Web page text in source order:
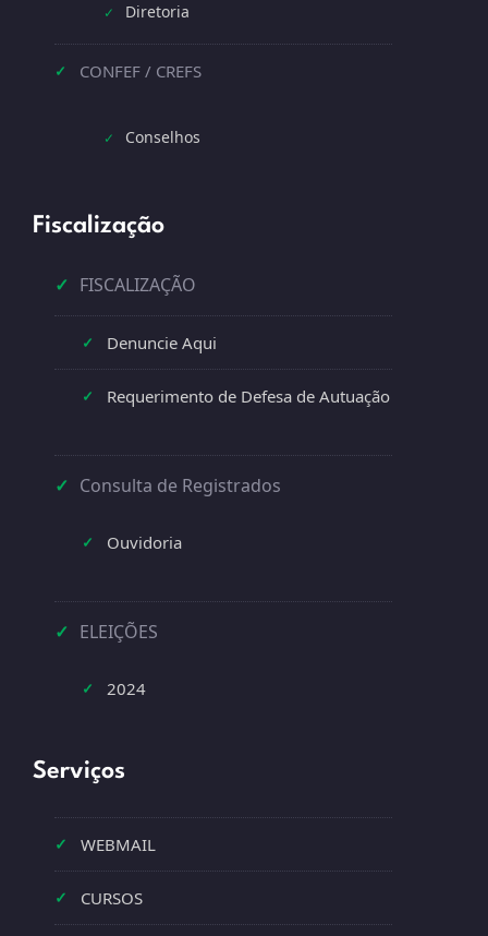
✓ Diretoria
✓ CONFEF / CREFS
✓ Conselhos
Fiscalização
✓ FISCALIZAÇÃO
✓ Denuncie Aqui
✓ Requerimento de Defesa de Autuação
✓ Consulta de Registrados
✓ Ouvidoria
✓ ELEIÇÕES
✓ 2024
Serviços
✓ WEBMAIL
✓ CURSOS